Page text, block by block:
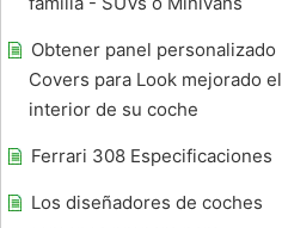
Obtener panel personalizado
Covers para Look mejorado el
interior de su coche
Ferrari 308 Especificaciones
Los diseñadores de coches